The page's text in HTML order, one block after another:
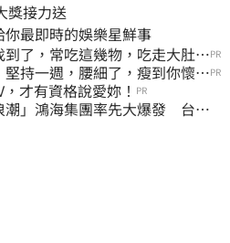
獎接力送
最即時的娛樂星鮮事
了，常吃這幾物，吃走大肚
PR
持一週，腰細了，瘦到你懷疑PR
才有資格說愛妳！ PR
潮」鴻海集團率先大爆發 台股